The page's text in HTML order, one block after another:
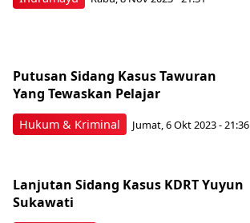
Hukum & Kriminal
Putusan Sidang Kasus Tawuran
Yang Tewaskan Pelajar
Jumat, 6 Okt 2023 - 21:36
Lanjutan Sidang Kasus KDRT Yuyun
Sukawati